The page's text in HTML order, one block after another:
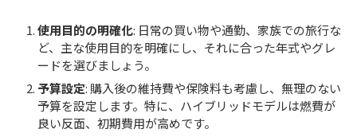
使用目的の明確化: 日常の買い物や通勤、家族での旅行な
ど、主な使用目的を明確にし、それに合った年式やグレ
ードを選びましょう。
予算設定: 購入後の維持費や保険料も考慮し、無理のない
予算を設定します。特に、ハイブリッドモデルは燃費が
良い反面、初期費用が高めです。